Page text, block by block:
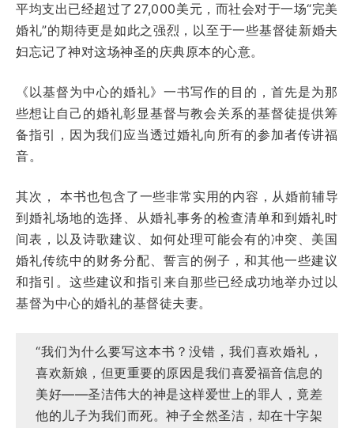
平均支出已经超过了27,000美元，而社会对于一场“完美
婚礼”的期待更是如此之强烈，以至于一些基督徒新婚夫
妇忘记了神对这场神圣的庆典原本的心意。
《以基督为中心的婚礼》一书写作的目的，首先是为那
些想让自己的婚礼彰显基督与教会关系的基督徒提供筹
备指引，因为我们应当透过婚礼向所有的参加者传讲福
音。
其次， 本书也包含了一些非常实用的内容，从婚前辅导
到婚礼场地的选择、从婚礼事务的检查清单和到婚礼时
间表，以及诗歌建议、如何处理可能会有的冲突、美国
婚礼传统中的财务分配、誓言的例子，和其他一些建议
和指引。这些建议和指引来自那些已经成功地举办过以
基督为中心的婚礼的基督徒夫妻。
“我们为什么要写这本书？没错，我们喜欢婚礼，
喜欢新娘，但更重要的原因是我们喜爱福音信息的
美好——圣洁伟大的神是这样爱世上的罪人，竟差
他的儿子为我们而死。神子全然圣洁，却在十字架